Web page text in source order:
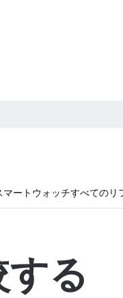
マートウォッチすべてのリ
る